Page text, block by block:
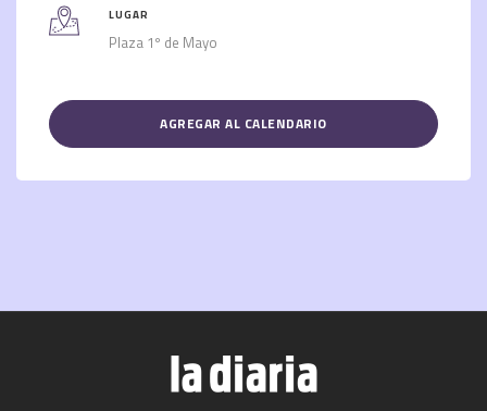
LUGAR
Plaza 1º de Mayo
AGREGAR AL CALENDARIO